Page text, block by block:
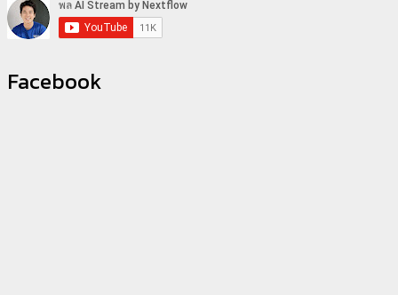
Facebook